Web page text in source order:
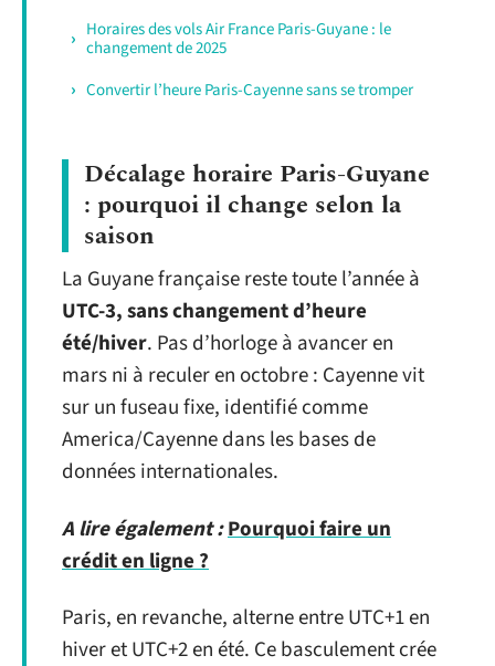
Horaires des vols Air France Paris-Guyane : le
changement de 2025
Convertir l’heure Paris-Cayenne sans se tromper
Décalage horaire Paris-Guyane
: pourquoi il change selon la
saison
La Guyane française reste toute l’année à
UTC-3, sans changement d’heure
été/hiver. Pas d’horloge à avancer en
mars ni à reculer en octobre : Cayenne vit
sur un fuseau fixe, identifié comme
America/Cayenne dans les bases de
données internationales.
A lire également :Pourquoi faire un
crédit en ligne ?
Paris, en revanche, alterne entre UTC+1 en
hiver et UTC+2 en été. Ce basculement crée